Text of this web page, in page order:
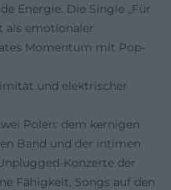
Energie. Die Single „Für
als emotionaler
Momentum mit Pop-
und elektrischer
Polen: dem kernigen
Band und der intimen
Konzerte der
Fähigkeit, Songs auf den